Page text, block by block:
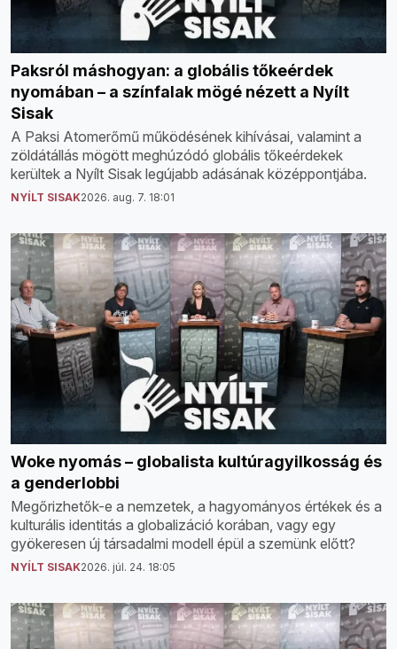
Paksról máshogyan: a globális tőkeérdek
nyomában – a színfalak mögé nézett a Nyílt
Sisak
A Paksi Atomerőmű működésének kihívásai, valamint a
zöldátállás mögött meghúzódó globális tőkeérdekek
kerültek a Nyílt Sisak legújabb adásának középpontjába.
NYÍLT SISAK2026. aug. 7. 18:01
Woke nyomás – globalista kultúragyilkosság és
a genderlobbi
Megőrizhetők-e a nemzetek, a hagyományos értékek és a
kulturális identitás a globalizáció korában, vagy egy
gyökeresen új társadalmi modell épül a szemünk előtt?
NYÍLT SISAK2026. júl. 24. 18:05